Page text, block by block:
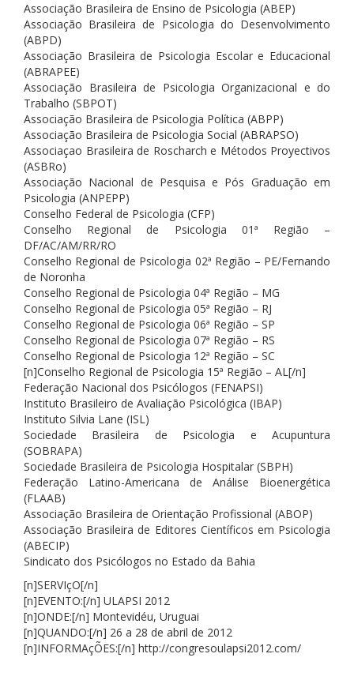
Associação Brasileira de Ensino de Psicologia (ABEP)
Associação Brasileira de Psicologia do Desenvolvimento
(ABPD)
Associação Brasileira de Psicologia Escolar e Educacional
(ABRAPEE)
Associação Brasileira de Psicologia Organizacional e do
Trabalho (SBPOT)
Associação Brasileira de Psicologia Política (ABPP)
Associação Brasileira de Psicologia Social (ABRAPSO)
Associaçao Brasileira de Roscharch e Métodos Proyectivos
(ASBRo)
Associação Nacional de Pesquisa e Pós Graduação em
Psicologia (ANPEPP)
Conselho Federal de Psicologia (CFP)
Conselho Regional de Psicologia 01ª Região –
DF/AC/AM/RR/RO
Conselho Regional de Psicologia 02ª Região – PE/Fernando
de Noronha
Conselho Regional de Psicologia 04ª Região – MG
Conselho Regional de Psicologia 05ª Região – RJ
Conselho Regional de Psicologia 06ª Região – SP
Conselho Regional de Psicologia 07ª Região – RS
Conselho Regional de Psicologia 12ª Região – SC
[n]Conselho Regional de Psicologia 15ª Região – AL[/n]
Federação Nacional dos Psicólogos (FENAPSI)
Instituto Brasileiro de Avaliação Psicológica (IBAP)
Instituto Silvia Lane (ISL)
Sociedade Brasileira de Psicologia e Acupuntura
(SOBRAPA)
Sociedade Brasileira de Psicologia Hospitalar (SBPH)
Federação Latino-Americana de Análise Bioenergética
(FLAAB)
Associação Brasileira de Orientação Profissional (ABOP)
Associação Brasileira de Editores Científicos em Psicologia
(ABECIP)
Sindicato dos Psicólogos no Estado da Bahia
[n]SERVIçO[/n]
[n]EVENTO:[/n] ULAPSI 2012
[n]ONDE:[/n] Montevidéu, Uruguai
[n]QUANDO:[/n] 26 a 28 de abril de 2012
[n]INFORMAçÕES:[/n] http://congresoulapsi2012.com/